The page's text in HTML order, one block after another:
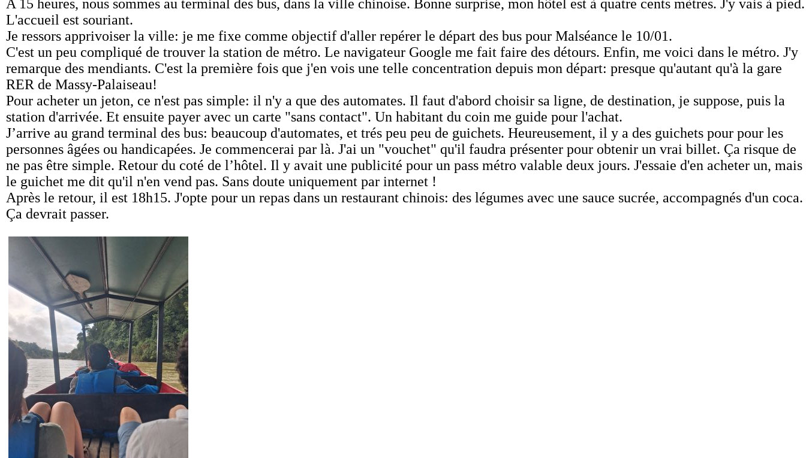
A 15 heures, nous sommes au terminal des bus, dans la ville chinoise. Bonne surprise, mon hôtel est à quatre cents mètres. J'y vais à pied.
L'accueil est souriant.
Je ressors apprivoiser la ville: je me fixe comme objectif d'aller repérer le départ des bus pour Malséance le 10/01.
C'est un peu compliqué de trouver la station de métro. Le navigateur Google me fait faire des détours. Enfin, me voici dans le métro. J'y
remarque des mendiants. C'est la première fois que j'en vois une telle concentration depuis mon départ: presque qu'autant qu'à la gare
RER de Massy-Palaiseau!
Pour acheter un jeton, ce n'est pas simple: il n'y a que des automates. Il faut d'abord choisir sa ligne, de destination, je suppose, puis la
station d'arrivée. Et ensuite payer avec un carte "sans contact". Un habitant du coin me guide pour l'achat.
J’arrive au grand terminal des bus: beaucoup d'automates, et trés peu peu de guichets. Heureusement, il y a des guichets pour pour les
personnes âgées ou handicapées. Je commencerai par là. J'ai un "vouchet" qu'il faudra présenter pour obtenir un vrai billet. Ça risque de
ne pas être simple. Retour du coté de l’hôtel. Il y avait une publicité pour un pass métro valable deux jours. J'essaie d'en acheter un, mais
le guichet me dit qu'il n'en vend pas. Sans doute uniquement par internet !
Après le retour, il est 18h15. J'opte pour un repas dans un restaurant chinois: des légumes avec une sauce sucrée, accompagnés d'un coca.
Ça devrait passer.